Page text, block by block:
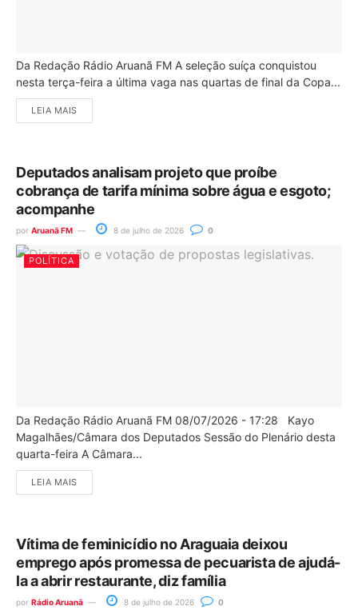
Da Redação Rádio Aruanã FM A seleção suíça conquistou
nesta terça-feira a última vaga nas quartas de final da Copa...
LEIA MAIS
Deputados analisam projeto que proíbe
cobrança de tarifa mínima sobre água e esgoto;
acompanhe
por Aruanã FM 8 de julho de 2026 0
POLÍTICA
Da Redação Rádio Aruanã FM 08/07/2026 - 17:28 Kayo
Magalhães/Câmara dos Deputados Sessão do Plenário desta
quarta-feira A Câmara...
LEIA MAIS
Vítima de feminicídio no Araguaia deixou
emprego após promessa de pecuarista de ajudá-
la a abrir restaurante, diz família
por Rádio Aruanã 8 de julho de 2026 0